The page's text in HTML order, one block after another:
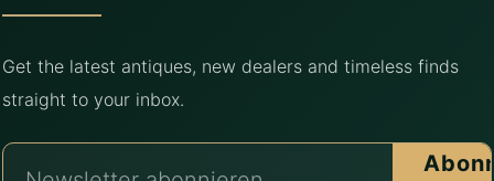
Get the latest antiques, new dealers and timeless finds
straight to your inbox.